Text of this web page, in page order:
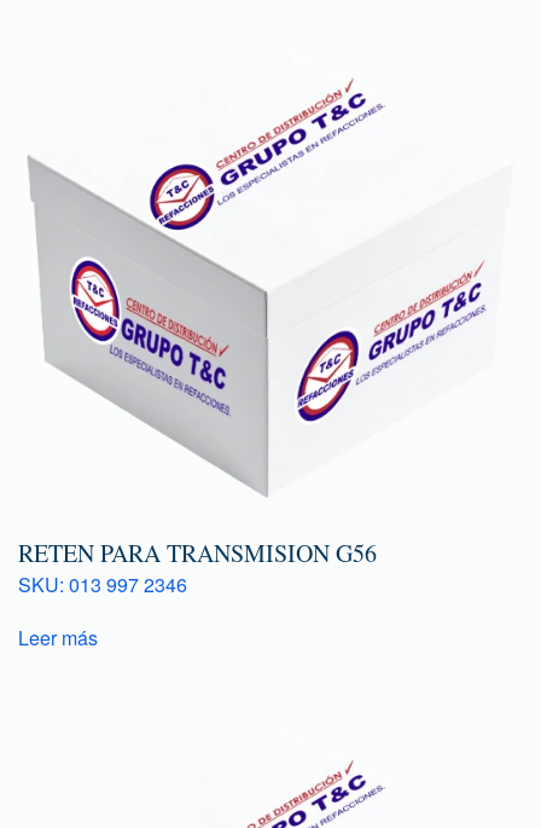
RETEN PARA TRANSMISION G56
SKU: 013 997 2346
Leer más